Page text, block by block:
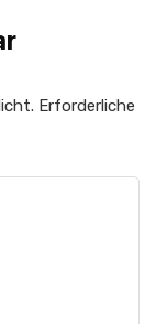
Erforderliche